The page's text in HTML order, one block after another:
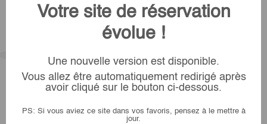
Votre site de réservation
évolue !
Une nouvelle version est disponible.
Vous allez être automatiquement redirigé après
avoir cliqué sur le bouton ci-dessous.
PS: Si vous aviez ce site dans vos favoris, pensez à le mettre à
jour.